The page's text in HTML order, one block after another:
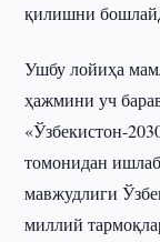
қилишни
Ушбу лойиҳа
ҳажмини уч
«Ўзбекистон-
томонидан
мавжудлиги
миллий